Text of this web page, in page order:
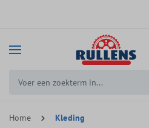
Home Kleding